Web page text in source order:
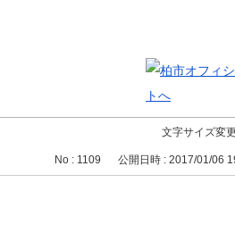
文字サイズ変更
No : 1109 公開日時 : 2017/01/06